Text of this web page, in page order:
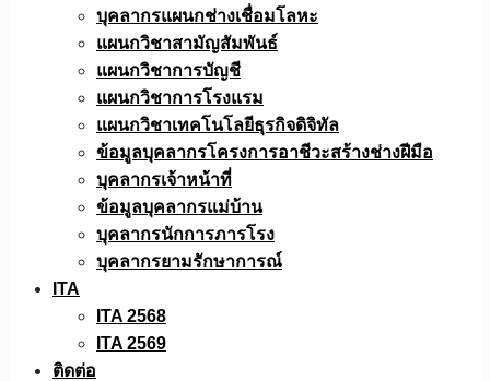
บุคลากรแผนกช่างเชื่อมโลหะ
แผนกวิชาสามัญสัมพันธ์
แผนกวิชาการบัญชี
แผนกวิชาการโรงแรม
แผนกวิชาเทคโนโลยีธุรกิจดิจิทัล
ข้อมูลบุคลากรโครงการอาชีวะสร้างช่างฝีมือ
บุคลากรเจ้าหน้าที่
ข้อมูลบุคลากรแม่บ้าน
บุคลากรนักการภารโรง
บุคลากรยามรักษาการณ์
ITA
ITA 2568
ITA 2569
ติดต่อ